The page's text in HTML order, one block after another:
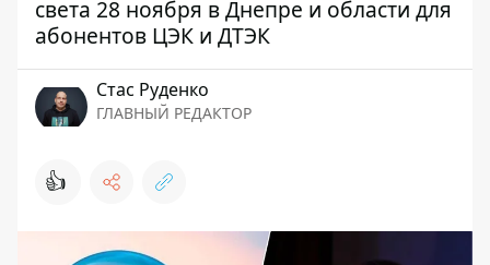
света 28 ноября в Днепре и области для
абонентов ЦЭК и ДТЭК
Стаc Руденко
ГЛАВНЫЙ РЕДАКТОР
👍